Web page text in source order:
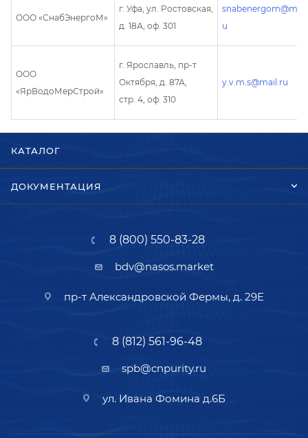
ООО «СнабЭнергоМ»
г. Уфа, ул. Ростовская,
д. 18А, оф. 301
u
ООО
«ЯрВодоМерСтрой»
г. Ярославль, пр-т
Октября, д. 87А,
стр. 4, оф. 310
y.v.m.s@mail.ru
КАТАЛОГ
ДОКУМЕНТАЦИЯ
8 (800) 550-83-28
bdv@nasos.market
пр-т Александровской Фермы, д. 29Е
8 (812) 561-96-48
spb@cnpurity.ru
ул. Ивана Фомина д.6Б